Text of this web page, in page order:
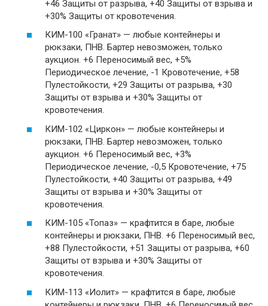
+46 Защиты от разрыва, +40 Защиты от взрыва и
+30% Защиты от кровотечения.
КИМ-100 «Гранат» — любые контейнеры и
рюкзаки, ПНВ. Бартер невозможен, только
аукцион. +6 Переносимый вес, +5%
Периодическое лечение, -1 Кровотечение, +58
Пулестойкости, +29 Защиты от разрыва, +30
Защиты от взрыва и +30% Защиты от
кровотечения.
КИМ-102 «Циркон» — любые контейнеры и
рюкзаки, ПНВ. Бартер невозможен, только
аукцион. +6 Переносимый вес, +3%
Периодическое лечение, -0,5 Кровотечение, +75
Пулестойкости, +40 Защиты от разрыва, +49
Защиты от взрыва и +30% Защиты от
кровотечения.
КИМ-105 «Топаз» — крафтится в баре, любые
контейнеры и рюкзаки, ПНВ. +6 Переносимый вес,
+88 Пулестойкости, +51 Защиты от разрыва, +60
Защиты от взрыва и +30% Защиты от
кровотечения.
КИМ-113 «Иолит» — крафтится в баре, любые